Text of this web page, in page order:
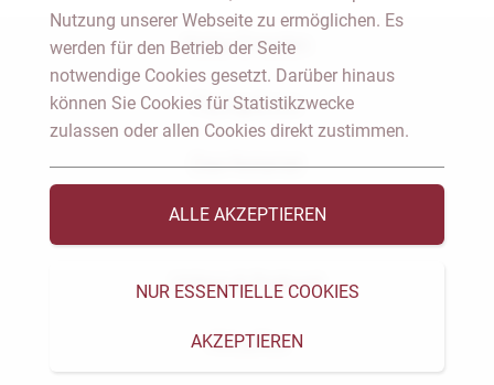
Notar Dresden
Fachgebiete
Das Notariat
Vorträge & Veröffentlichungen
Videos & Podcast
Aktuelles
Nutzung unserer Webseite zu ermöglichen. Es
werden für den Betrieb der Seite
notwendige Cookies gesetzt. Darüber hinaus
können Sie Cookies für Statistikzwecke
zulassen oder allen Cookies direkt zustimmen.
ALLE AKZEPTIEREN
NUR ESSENTIELLE COOKIES
AKZEPTIEREN